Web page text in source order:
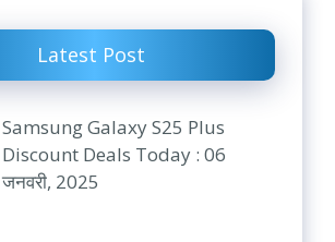
Latest Post
Samsung Galaxy S25 Plus
Discount Deals Today : 06
जनवरी, 2025